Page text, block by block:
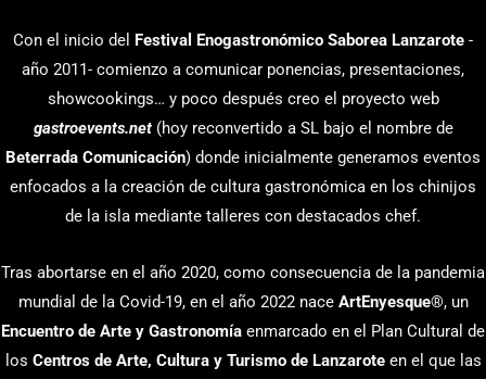
Con el inicio del Festival Enogastronómico Saborea Lanzarote -
año 2011- comienzo a comunicar ponencias, presentaciones,
showcookings… y poco después creo el proyecto web
gastroevents.net(hoy reconvertido a SL bajo el nombre de
Beterrada Comunicación) donde inicialmente generamos eventos
enfocados a la creación de cultura gastronómica en los chinijos
de la isla mediante talleres con destacados chef.
Tras abortarse en el año 2020, como consecuencia de la pandemia
mundial de la Covid-19, en el año 2022 nace ArtEnyesque®, un
Encuentro de Arte y Gastronomía enmarcado en el Plan Cultural de
los Centros de Arte, Cultura y Turismo de Lanzaroteen el que las